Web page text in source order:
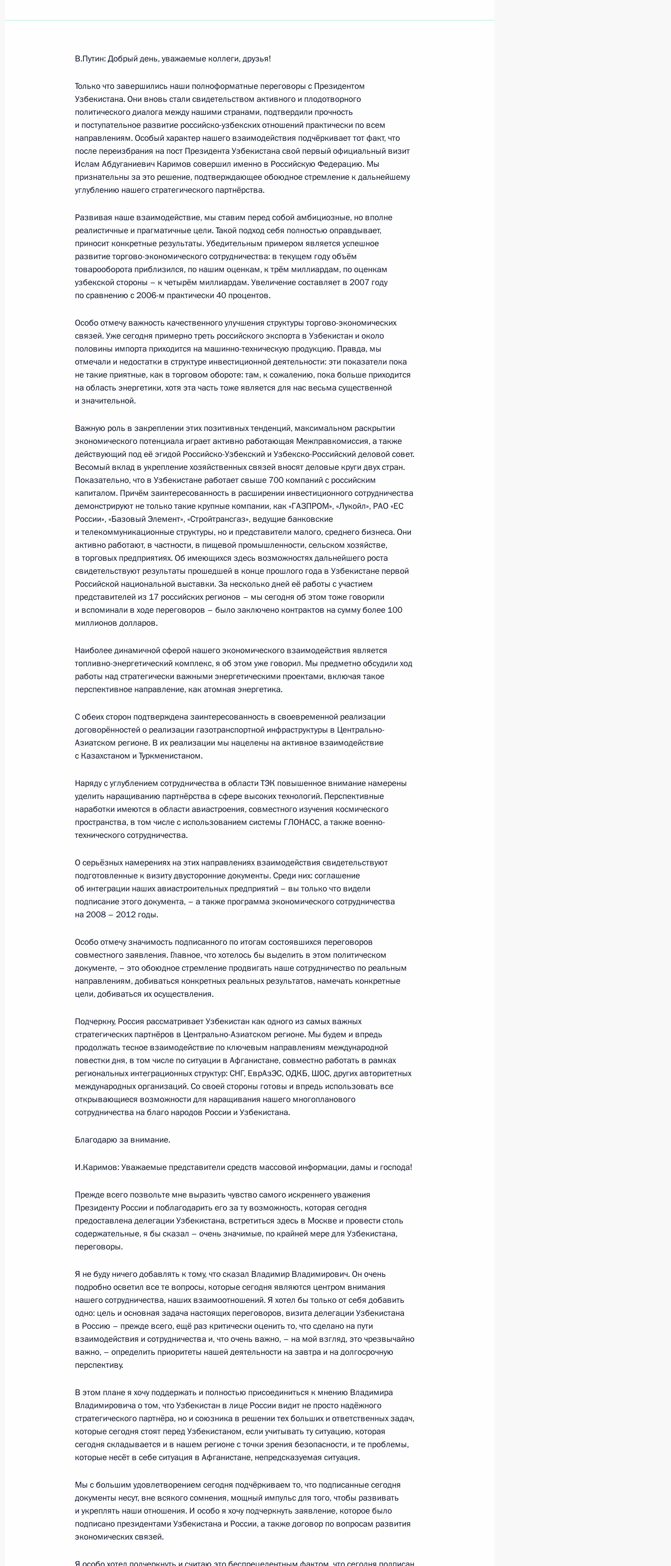
по окончании переговоров с Президентом Украины Виктором
Ющенко и второго заседания Российско-Украинской
межгосударственной комиссии
12 февраля 2008 года, 20:27 Москва, Кремль
Начало встречи с Президентом Украины Виктором Ющенко
12 февраля 2008 года, 16:03 Москва, Кремль
11 февраля 2008 года, понедельник
Выступление на торжественном вечере, посвящённом 15-летию
«Газпрома»
11 февраля 2008 года, 19:58 Москва
Стенографический отчёт о совещании с членами Правительства
11 февраля 2008 года, 17:02 Москва, Кремль
Начало встречи с Королём Иорданского Хашимитского
11 февраля 2008 года, 15:53 Москва, Кремль
8 февраля 2008 года, пятница
Начало встречи с Председателем Совета министров Польши
Дональдом Туском
Выступление на расширенном заседании Государственного
совета «О стратегии развития России до 2020 года»
8 февраля 2008 года, 15:42 Москва, Кремль
6 февраля 2008 года, среда
Стенографический отчёт о заседании расширенной коллегии
Министерства внутренних дел
Заявления для прессы по итогам российско-узбекистанских
переговоров
Начало российско-узбекистанских переговоров в расширенном
составе
Начало встречи с Президентом Узбекистана Исламом
Каримовым
5 февраля 2008 года, вторник
Ответы на вопросы журналистов после осмотра участка
Сочи
5 февраля 2008 года, 20:32 Сочи
Начало заседания Совета по развитию физической культуры
и спорта, спорта высших достижений, подготовке и проведению
XXII зимних Олимпийских игр и XI Паралимпийских игр 2014 года
5 февраля 2008 года, 16:00
4 февраля 2008 года, понедельник
Выдержки из стенографического отчёта о совещании
по социально-экономическим проблемам Дагестана
4 февраля 2008 года, 16:47
3 февраля 2008 года, воскресенье
Начало беседы с Президентом Белоруссии Александром
Лукашенко, Председателем Правительства Виктором Зубковым
и Первым заместителем Председателя Правительства Дмитрием
Медведевым
3 февраля 2008 года, 22:12
Начало встречи с Президентом Белоруссии Александром
Лукашенко
3 февраля 2008 года, 19:49 Сочи, Бочаров Ручей
1 февраля 2008 года, пятница
Стенографический отчёт о заседании Совета по развитию
местного самоуправления
1 февраля 2008 года, 22:38
В.Путин: Добрый день, уважаемые коллеги, друзья!
Только что завершились наши полноформатные переговоры с Президентом
Узбекистана. Они вновь стали свидетельством активного и плодотворного
политического диалога между нашими странами, подтвердили прочность
и поступательное развитие российско-узбекских отношений практически по всем
направлениям. Особый характер нашего взаимодействия подчёркивает тот факт, что
после переизбрания на пост Президента Узбекистана свой первый официальный визит
Ислам Абдуганиевич Каримов совершил именно в Российскую Федерацию. Мы
признательны за это решение, подтверждающее обоюдное стремление к дальнейшему
углублению нашего стратегического партнёрства.
Развивая наше взаимодействие, мы ставим перед собой амбициозные, но вполне
реалистичные и прагматичные цели. Такой подход себя полностью оправдывает,
приносит конкретные результаты. Убедительным примером является успешное
развитие торгово-экономического сотрудничества: в текущем году объём
товарооборота приблизился, по нашим оценкам, к трём миллиардам, по оценкам
узбекской стороны – к четырём миллиардам. Увеличение составляет в 2007 году
по сравнению с 2006-м практически 40 процентов.
Особо отмечу важность качественного улучшения структуры торгово-экономических
связей. Уже сегодня примерно треть российского экспорта в Узбекистан и около
половины импорта приходится на машинно-техническую продукцию. Правда, мы
отмечали и недостатки в структуре инвестиционной деятельности: эти показатели пока
не такие приятные, как в торговом обороте: там, к сожалению, пока больше приходится
на область энергетики, хотя эта часть тоже является для нас весьма существенной
и значительной.
Важную роль в закреплении этих позитивных тенденций, максимальном раскрытии
экономического потенциала играет активно работающая Межправкомиссия, а также
действующий под её эгидой Российско-Узбекский и Узбекско-Российский деловой совет.
Весомый вклад в укрепление хозяйственных связей вносят деловые круги двух стран.
Показательно, что в Узбекистане работает свыше 700 компаний с российским
капиталом. Причём заинтересованность в расширении инвестиционного сотрудничества
демонстрируют не только такие крупные компании, как «ГАЗПРОМ», «Лукойл», РАО «ЕС
России», «Базовый Элемент», «Стройтрансгаз», ведущие банковские
и телекоммуникационные структуры, но и представители малого, среднего бизнеса. Они
активно работают, в частности, в пищевой промышленности, сельском хозяйстве,
в торговых предприятиях. Об имеющихся здесь возможностях дальнейшего роста
свидетельствуют результаты прошедшей в конце прошлого года в Узбекистане первой
Российской национальной выставки. За несколько дней её работы с участием
представителей из 17 российских регионов – мы сегодня об этом тоже говорили
и вспоминали в ходе переговоров – было заключено контрактов на сумму более 100
миллионов долларов.
Наиболее динамичной сферой нашего экономического взаимодействия является
топливно-энергетический комплекс, я об этом уже говорил. Мы предметно обсудили ход
работы над стратегически важными энергетическими проектами, включая такое
перспективное направление, как атомная энергетика.
С обеих сторон подтверждена заинтересованность в своевременной реализации
договорённостей о реализации газотранспортной инфраструктуры в Центрально-
Азиатском регионе. В их реализации мы нацелены на активное взаимодействие
с Казахстаном и Туркменистаном.
Наряду с углублением сотрудничества в области ТЭК повышенное внимание намерены
уделить наращиванию партнёрства в сфере высоких технологий. Перспективные
наработки имеются в области авиастроения, совместного изучения космического
пространства, в том числе с использованием системы ГЛОНАСС, а также военно-
технического сотрудничества.
О серьёзных намерениях на этих направлениях взаимодействия свидетельствуют
подготовленные к визиту двусторонние документы. Среди них: соглашение
об интеграции наших авиастроительных предприятий – вы только что видели
подписание этого документа, – а также программа экономического сотрудничества
на 2008 – 2012 годы.
Особо отмечу значимость подписанного по итогам состоявшихся переговоров
совместного заявления. Главное, что хотелось бы выделить в этом политическом
документе, – это обоюдное стремление продвигать наше сотрудничество по реальным
направлениям, добиваться конкретных реальных результатов, намечать конкретные
цели, добиваться их осуществления.
Подчеркну, Россия рассматривает Узбекистан как одного из самых важных
стратегических партнёров в Центрально-Азиатском регионе. Мы будем и впредь
продолжать тесное взаимодействие по ключевым направлениям международной
повестки дня, в том числе по ситуации в Афганистане, совместно работать в рамках
региональных интеграционных структур: СНГ, ЕврАзЭС, ОДКБ, ШОС, других авторитетных
международных организаций. Со своей стороны готовы и впредь использовать все
открывающиеся возможности для наращивания нашего многопланового
сотрудничества на благо народов России и Узбекистана.
Благодарю за внимание.
И.Каримов: Уважаемые представители средств массовой информации, дамы и господа!
Прежде всего позвольте мне выразить чувство самого искреннего уважения
Президенту России и поблагодарить его за ту возможность, которая сегодня
предоставлена делегации Узбекистана, встретиться здесь в Москве и провести столь
содержательные, я бы сказал – очень значимые, по крайней мере для Узбекистана,
переговоры.
Я не буду ничего добавлять к тому, что сказал Владимир Владимирович. Он очень
подробно осветил все те вопросы, которые сегодня являются центром внимания
нашего сотрудничества, наших взаимоотношений. Я хотел бы только от себя добавить
одно: цель и основная задача настоящих переговоров, визита делегации Узбекистана
в Россию – прежде всего, ещё раз критически оценить то, что сделано на пути
взаимодействия и сотрудничества и, что очень важно, – на мой взгляд, это чрезвычайно
важно, – определить приоритеты нашей деятельности на завтра и на долгосрочную
перспективу.
В этом плане я хочу поддержать и полностью присоединиться к мнению Владимира
Владимировича о том, что Узбекистан в лице России видит не просто надёжного
стратегического партнёра, но и союзника в решении тех больших и ответственных задач,
которые сегодня стоят перед Узбекистаном, если учитывать ту ситуацию, которая
сегодня складывается и в нашем регионе с точки зрения безопасности, и те проблемы,
которые несёт в себе ситуация в Афганистане, непредсказуемая ситуация.
Мы с большим удовлетворением сегодня подчёркиваем то, что подписанные сегодня
документы несут, вне всякого сомнения, мощный импульс для того, чтобы развивать
и укреплять наши отношения. И особо я хочу подчеркнуть заявление, которое было
подписано президентами Узбекистана и России, а также договор по вопросам развития
экономических связей.